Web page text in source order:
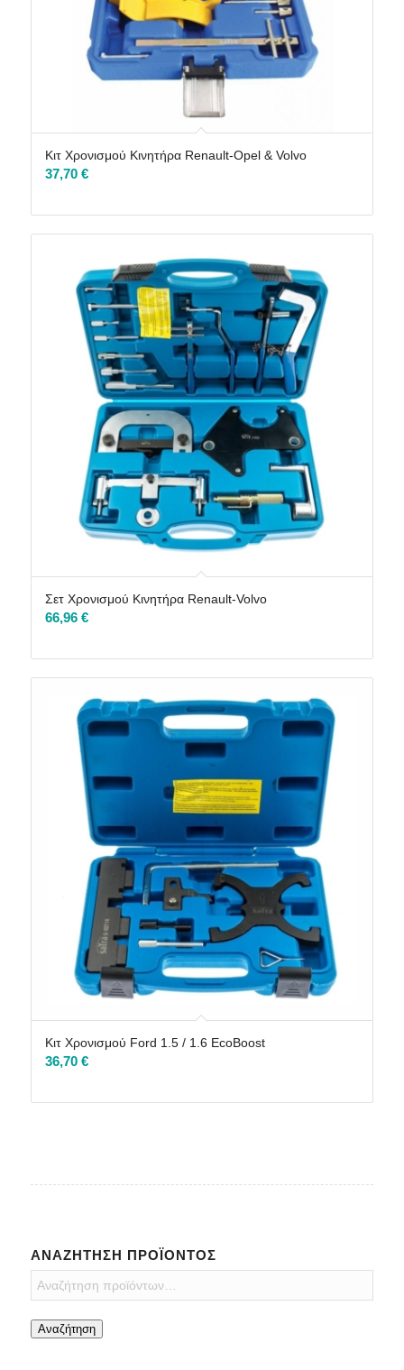
Κιτ Χρονισμού Κινητήρα Renault-Opel & Volvo
37,70 €
Σετ Χρονισμού Κινητήρα Renault-Volvo
66,96 €
Κιτ Χρονισμού Ford 1.5 / 1.6 EcoBoost
36,70 €
ΑΝΑΖΉΤΗΣΗ ΠΡΟΪΌΝΤΟΣ
Αναζήτηση